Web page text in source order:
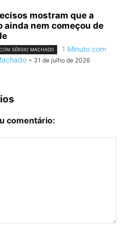
mostram que a
ainda nem começou de
SÉRGIO MACHADO
1 Minuto com
- 31 de julho de 2026
comentário: